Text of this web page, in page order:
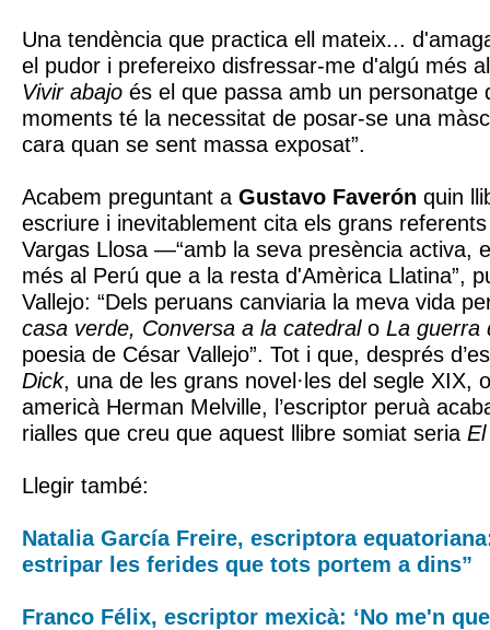
Una tendència que practica ell mateix...
el pudor i prefereixo disfressar-me d'algú més
Vivir abajo és el que passa amb un personatge
moments té la necessitat de posar-se una
cara quan se sent massa exposat”.
Acabem preguntant a Gustavo Faverón quin
escriure i inevitablement cita els grans
Vargas Llosa —“amb la seva presència activa,
més al Perú que a la resta d'Amèrica Llatina”,
Vallejo: “Dels peruans canviaria la meva vida
casa verde, Conversa a la catedralo La guerra
poesia de César Vallejo”. Tot i que, després
Dick, una de les grans novel·les del segle XIX,
americà Herman Melville, l’escriptor peruà
rialles que creu que aquest llibre somiat seria
Llegir també:
Natalia García Freire, escriptora
estripar les ferides que tots portem a dins”
Franco Félix, escriptor mexicà: ‘No me'n